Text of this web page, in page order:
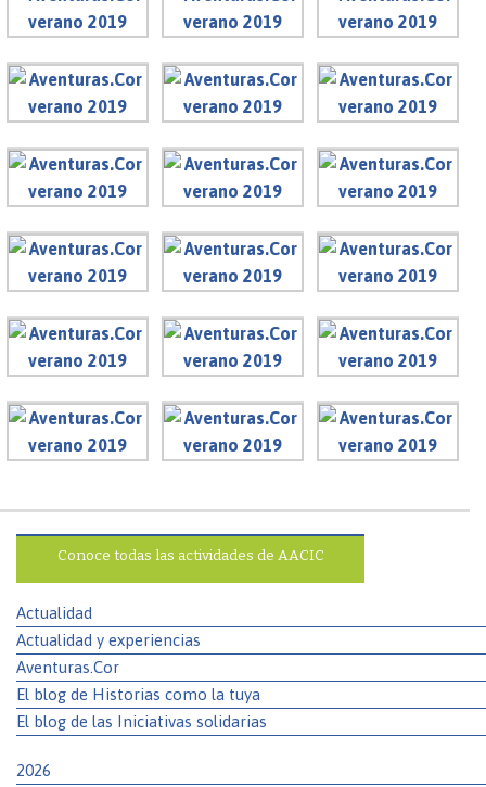
Conoce todas las actividades de AACIC
Actualidad
Actualidad y experiencias
Aventuras.Cor
El blog de Historias como la tuya
El blog de las Iniciativas solidarias
2026